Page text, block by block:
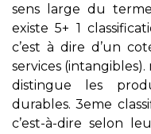
sens large du
existe 5+ 1
c’est à dire d’un
services
distingue les
durables. 3eme
c’est-à-dire selon